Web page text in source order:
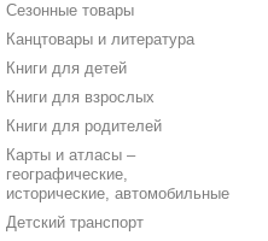
Сезонные товары
Канцтовары и литература
Книги для детей
Книги для взрослых
Книги для родителей
Карты и атласы –
географические,
исторические, автомобильные
Детский транспорт